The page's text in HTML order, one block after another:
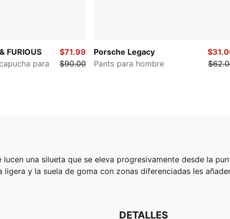
FURIOUS
para
$71.99
$90.00
Porsche Legacy
Pants para hombre
una silueta que se eleva progresivamente desde la
ligera y la suela de goma con zonas diferenciadas les
DETALLES